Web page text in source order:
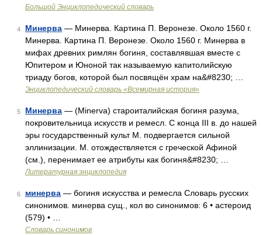
Большой Энциклопедический словарь
4 Минерва — Минерва. Картина П. Веронезе. Около 1560 г.
Минерва. Картина П. Веронезе. Около 1560 г. Минерва в
мифах древних римлян богиня, составлявшая вместе с
Юпитером и Юноной так называемую капитолийскую
триаду богов, которой был посвящён храм на&#8230; …
Энциклопедический словарь «Всемирная история»
5 Минерва — (Minerva) староиталийская богиня разума,
покровительница искусств и ремесл. С конца III в. до нашей
эры государственный культ М. подвергается сильной
эллинизации. М. отождествляется с греческой Афиной
(см.), перенимает ее атрибуты как богиня&#8230; …
Литературная энциклопедия
6 минерва — богиня искусства и ремесла Словарь русских
синонимов. минерва сущ., кол во синонимов: 6 • астероид
(579) • …
Словарь синонимов